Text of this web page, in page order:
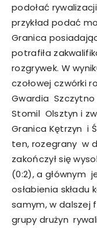
podołać
przykład podać
Granica
potrafiła
rozgrywek. W
czołowej czwórki
Gwardia
Stomil Olsztyn i
Granica Kętrzyn i
ten, rozegrany w
zakończył się
(0:2), a głównym
osłabienia składu
samym, w dalszej
grupy drużyn